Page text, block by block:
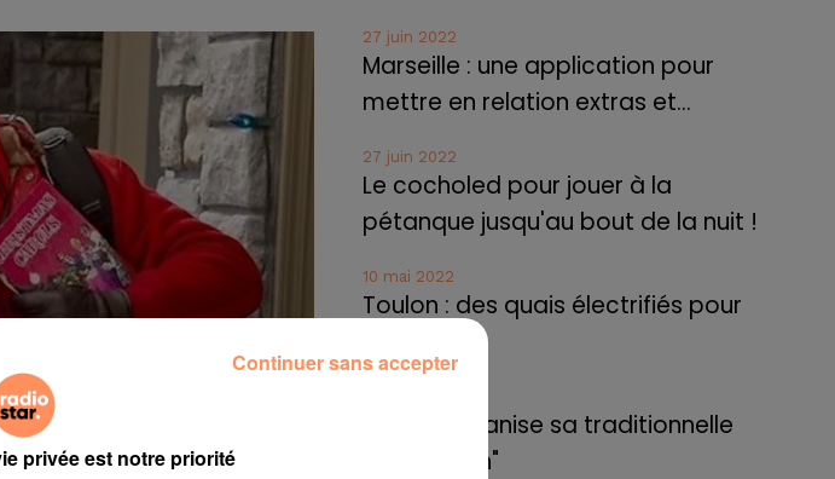
27 juin 2022
Marseille : une application pour
mettre en relation extras et...
27 juin 2022
Le cocholed pour jouer à la
pétanque jusqu'au bout de la nuit !
10 mai 2022
Toulon : des quais électrifiés pour
Cassis organise sa traditionnelle
"Fête du vin"
privée est notre priorité
Continuer sans accepter